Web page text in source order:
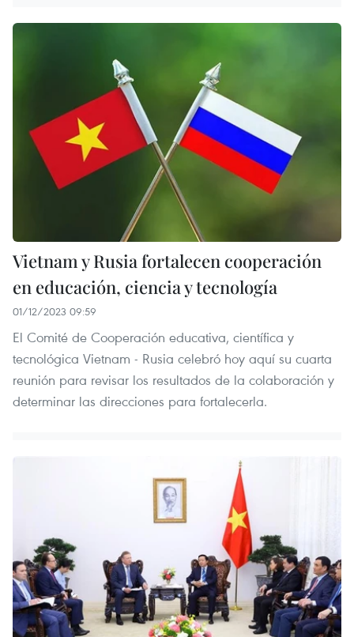
Vietnam y Rusia fortalecen cooperación
en educación, ciencia y tecnología
01/12/2023 09:59
El Comité de Cooperación educativa, científica y
tecnológica Vietnam - Rusia celebró hoy aquí su cuarta
reunión para revisar los resultados de la colaboración y
determinar las direcciones para fortalecerla.